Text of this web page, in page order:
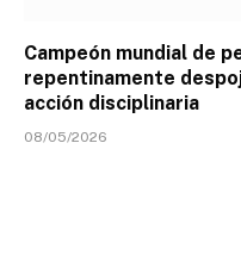
Campeón mundial de
repentinamente
acción disciplinaria
08/05/2026